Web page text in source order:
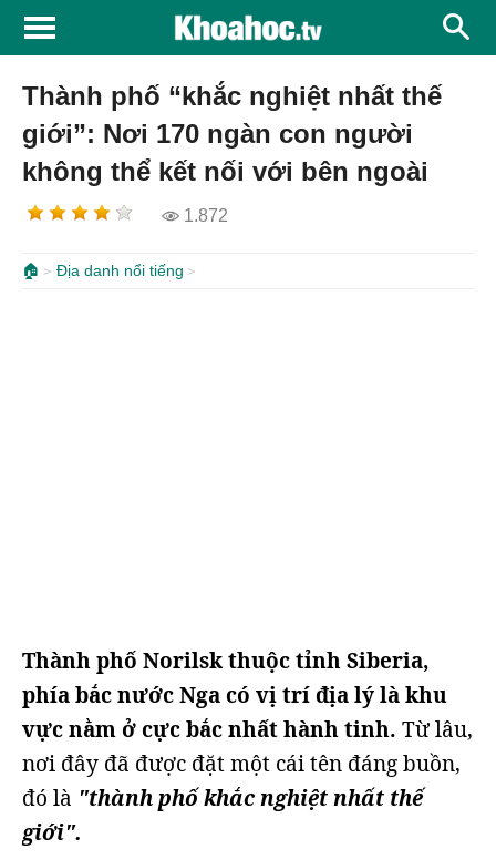
Thành phố “khắc nghiệt nhất thế
giới”: Nơi 170 ngàn con người
không thể kết nối với bên ngoài
1.872
🏠 Địa danh nổi tiếng
Thành phố Norilsk thuộc tỉnh Siberia,
phía bắc nước Nga có vị trí địa lý là khu
vực nằm ở cực bắc nhất hành tinh. Từ lâu,
nơi đây đã được đặt một cái tên đáng buồn,
đó là "thành phố khắc nghiệt nhất thế
giới".